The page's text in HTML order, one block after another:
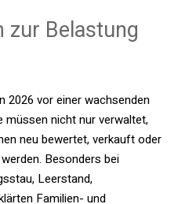
zur Belastung
2026 vor einer wachsenden
müssen nicht nur verwaltet,
neu bewertet, verkauft oder
Besonders bei
Leerstand,
Familien- und